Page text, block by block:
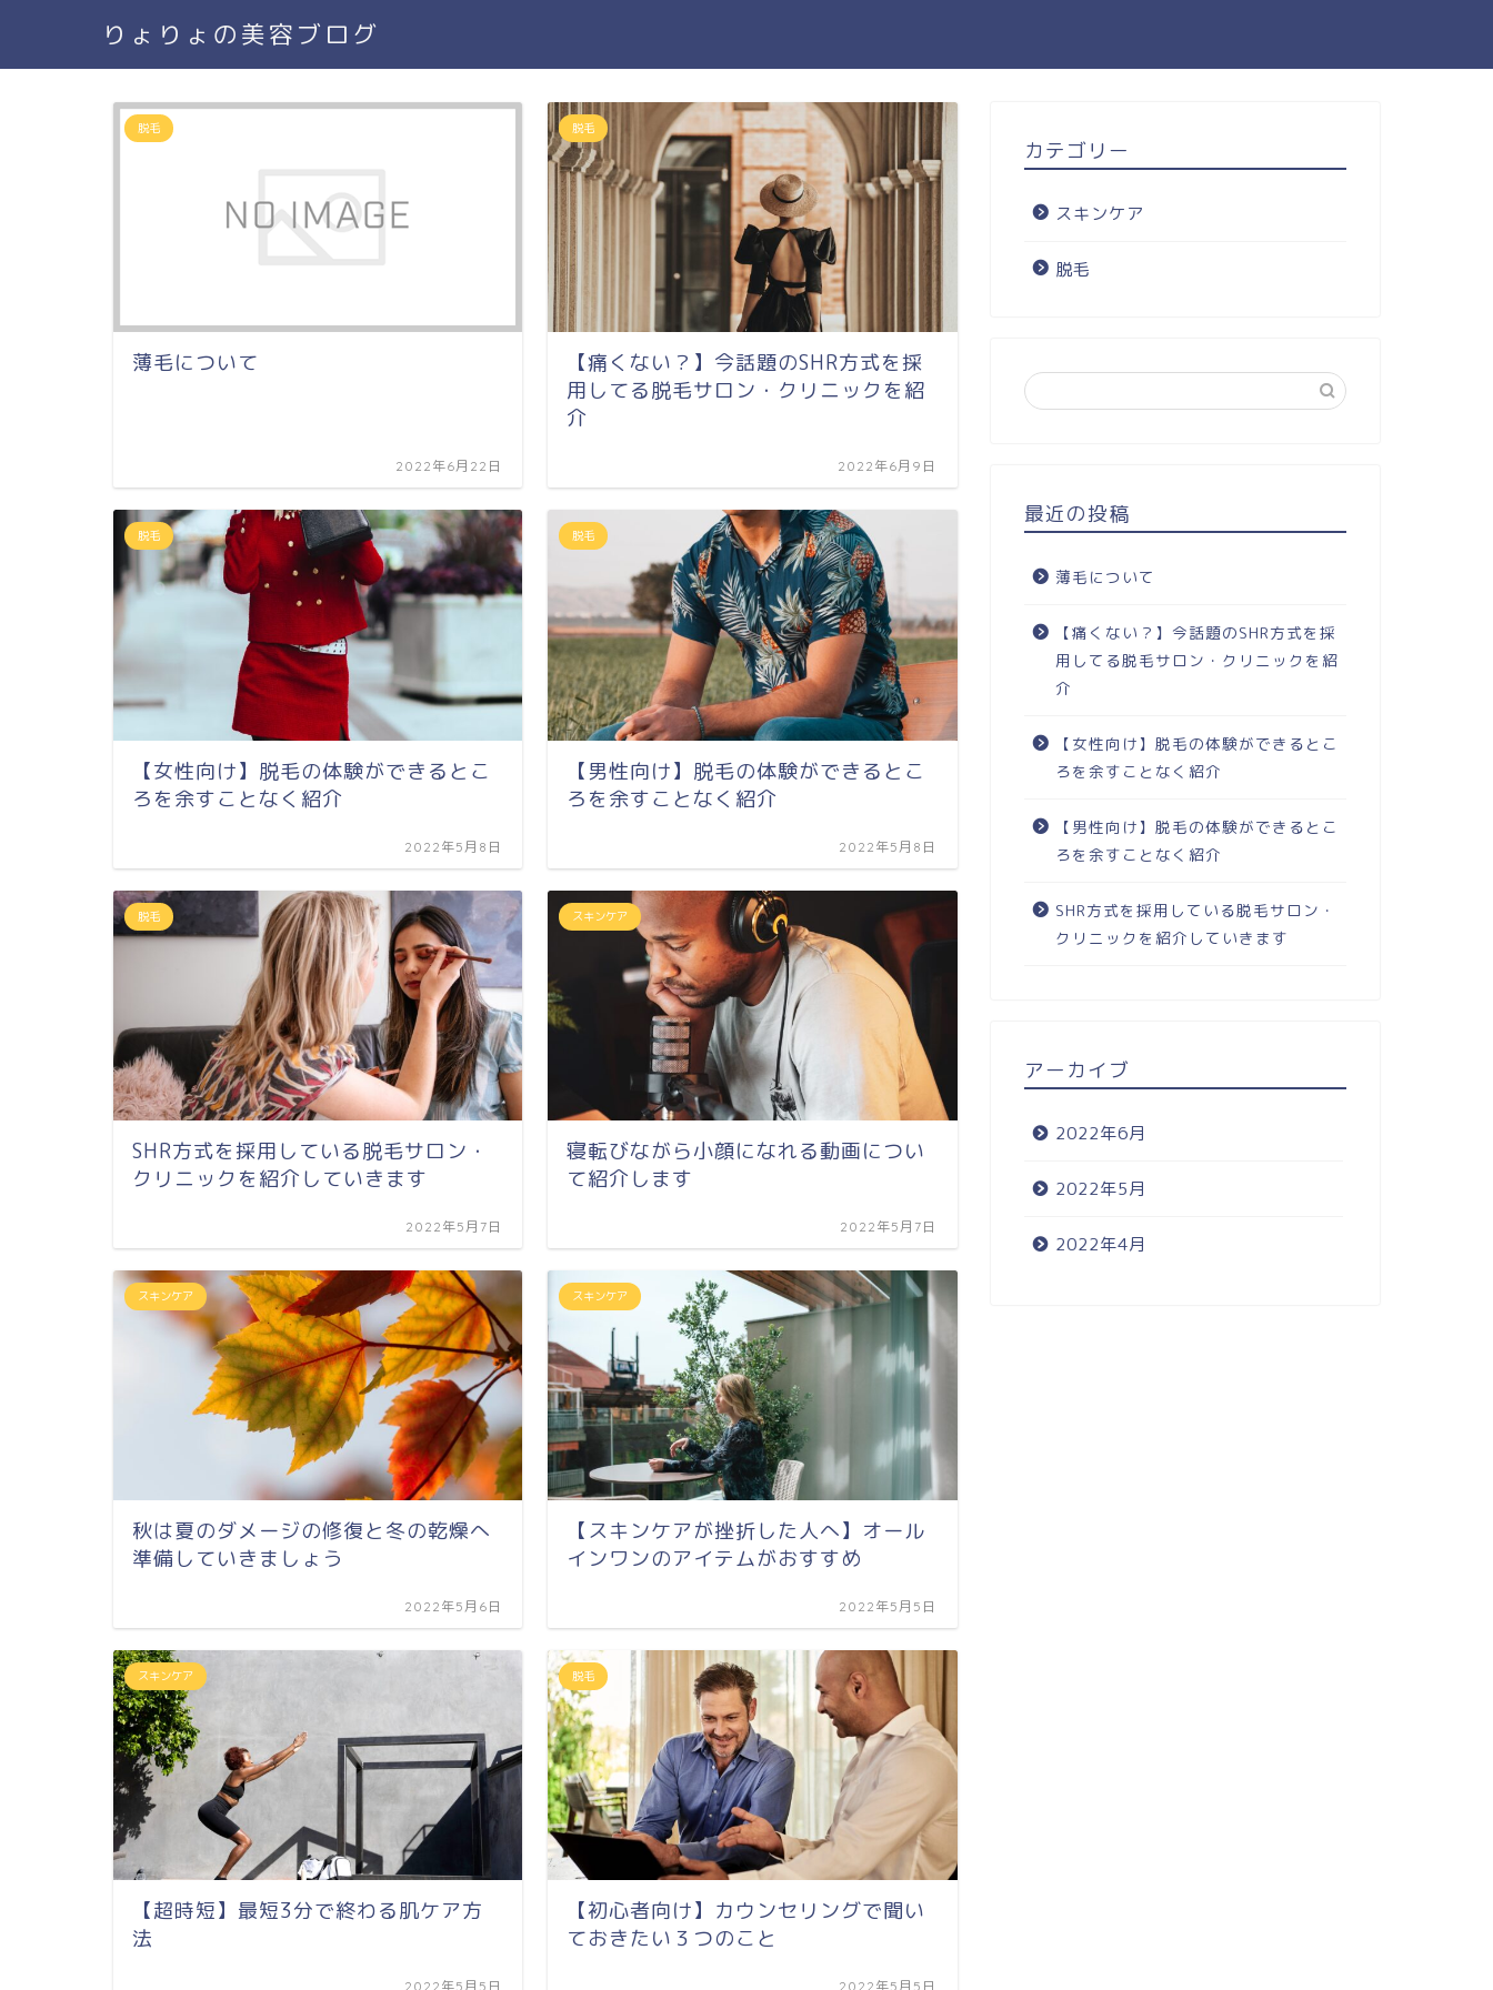
りょりょの美容ブログ
脱毛
薄毛について
2022年6月22日
脱毛
【痛くない？】今話題のSHR方式を採
用してる脱毛サロン・クリニックを紹
介
2022年6月9日
脱毛
【女性向け】脱毛の体験ができるとこ
ろを余すことなく紹介
2022年5月8日
脱毛
【男性向け】脱毛の体験ができるとこ
ろを余すことなく紹介
2022年5月8日
脱毛
SHR方式を採用している脱毛サロン・
クリニックを紹介していきます
2022年5月7日
スキンケア
寝転びながら小顔になれる動画につい
て紹介します
2022年5月7日
スキンケア
秋は夏のダメージの修復と冬の乾燥へ
準備していきましょう
2022年5月6日
スキンケア
【スキンケアが挫折した人へ】オール
インワンのアイテムがおすすめ
2022年5月5日
スキンケア
【超時短】最短3分で終わる肌ケア方
法
2022年5月5日
脱毛
【初心者向け】カウンセリングで聞い
ておきたい３つのこと
2022年5月5日
カテゴリー
スキンケア
脱毛
最近の投稿
薄毛について
【痛くない？】今話題のSHR方式を採
用してる脱毛サロン・クリニックを紹
介
【女性向け】脱毛の体験ができるとこ
ろを余すことなく紹介
【男性向け】脱毛の体験ができるとこ
ろを余すことなく紹介
SHR方式を採用している脱毛サロン・
クリニックを紹介していきます
アーカイブ
2022年6月
2022年5月
2022年4月